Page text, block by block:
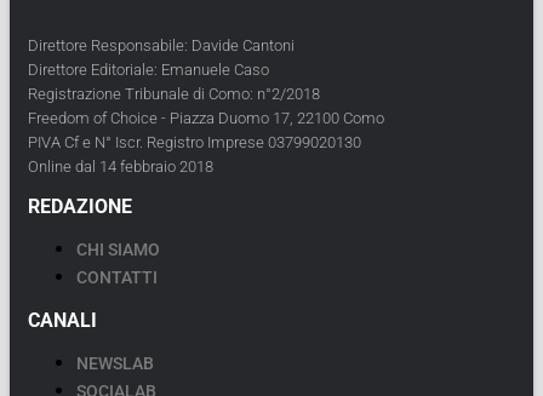
Direttore Responsabile: Davide Cantoni
Direttore Editoriale: Emanuele Caso
Registrazione Tribunale di Como: n°2/2018
Freedom of Choice - Piazza Duomo 17, 22100 Como
PIVA Cf e N° Iscr. Registro Imprese 03799020130
Online dal 14 febbraio 2018
REDAZIONE
CHI SIAMO
CONTATTI
CANALI
NEWSLAB
SOCIALAB